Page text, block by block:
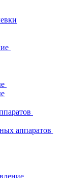
аппаратов